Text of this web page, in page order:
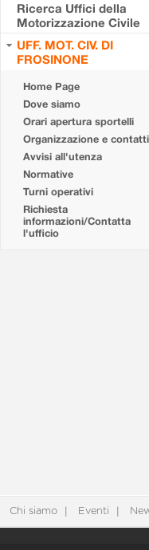
Ricerca Uffici della
Motorizzazione Civile
UFF. MOT. CIV. DI
FROSINONE
Home Page
Dove siamo
Orari apertura sportelli
Organizzazione e contatti
Avvisi all'utenza
Normative
Turni operativi
Richiesta
informazioni/Contatta
l'ufficio
Chi siamo Eventi